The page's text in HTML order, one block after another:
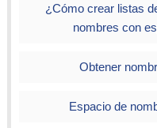
¿Cómo crear listas
nombres con
Obtener
Espacio de